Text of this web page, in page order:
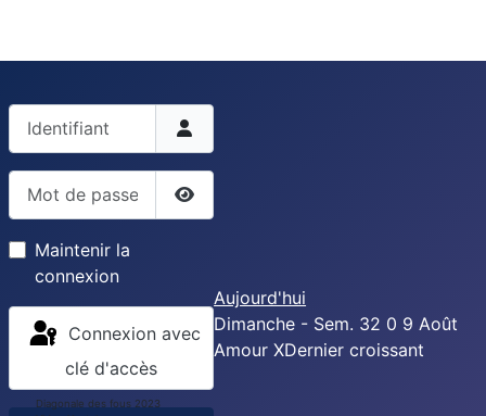
Diagonale des fous 2023
Identifiant
Mot de passe
Afficher le mot de passe
Maintenir la
connexion
clé d'accès
Aujourd'hui
Dimanche - Sem. 32 0 9 Août
AmourXDernier croissant